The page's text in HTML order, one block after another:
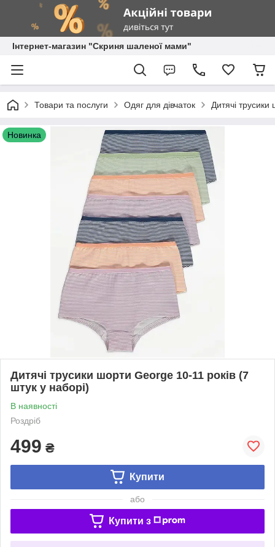
Інтернет-магазин "Скриня шаленої мами"
Товари та послуги Одяг для дівчаток Дитячі
Новинка
Дитячі трусики шорти George 10-11 років (7
штук у наборі)
В наявності
Роздріб
499 ₴
Купити
або
Купити з